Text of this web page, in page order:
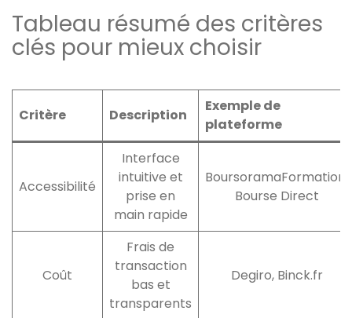
Tableau résumé des critères
clés pour mieux choisir
Critère Description
Exemple de
plateforme
Accessibilité
Interface
intuitive et
prise en
main rapide
BoursoramaFormation,
Bourse Direct
Coût
Frais de
transaction
bas et
transparents
Degiro, Binck.fr